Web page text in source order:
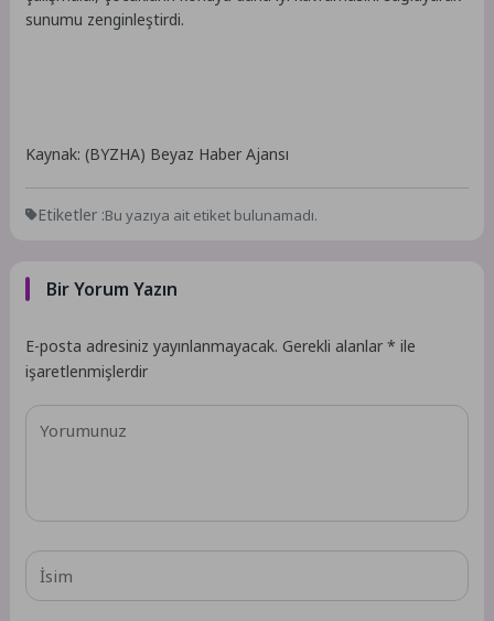
sunumu zenginleştirdi.
Kaynak: (BYZHA) Beyaz Haber Ajansı
Etiketler :Bu yazıya ait etiket bulunamadı.
Bir Yorum Yazın
E-posta adresiniz yayınlanmayacak. Gerekli alanlar* ile
işaretlenmişlerdir